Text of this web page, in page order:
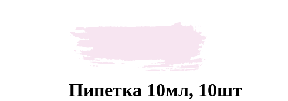
Пипетка 10мл, 10шт